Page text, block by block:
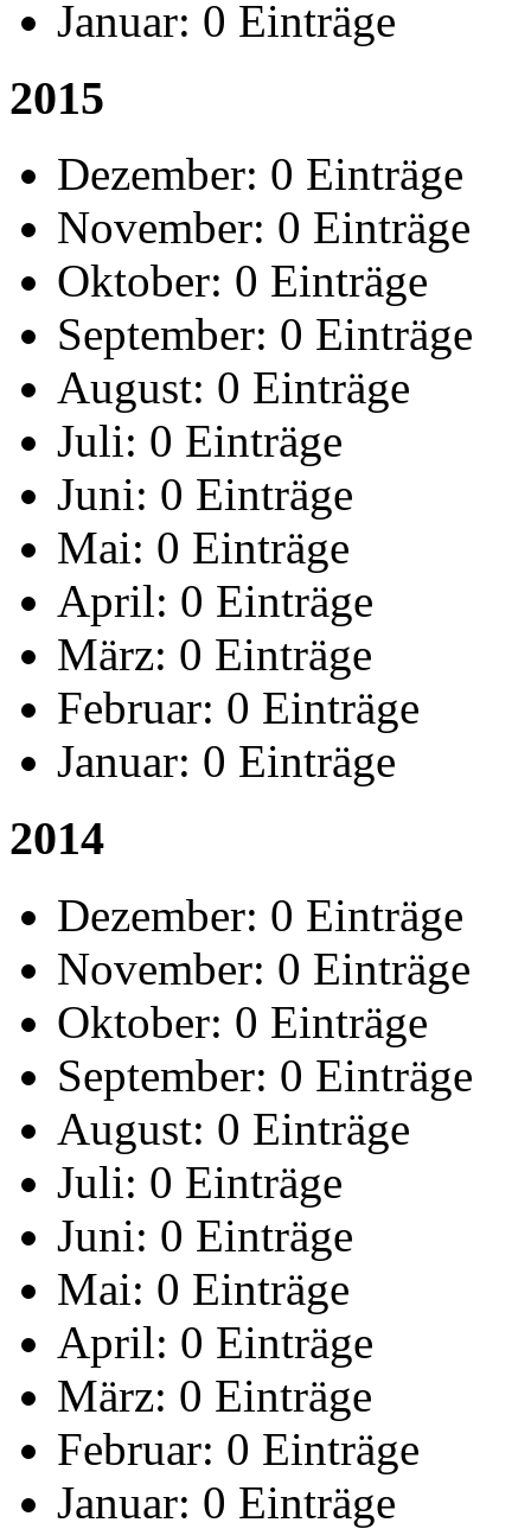
Januar: 0 Einträge
2015
Dezember: 0 Einträge
November: 0 Einträge
Oktober: 0 Einträge
September: 0 Einträge
August: 0 Einträge
Juli: 0 Einträge
Juni: 0 Einträge
Mai: 0 Einträge
April: 0 Einträge
März: 0 Einträge
Februar: 0 Einträge
Januar: 0 Einträge
2014
Dezember: 0 Einträge
November: 0 Einträge
Oktober: 0 Einträge
September: 0 Einträge
August: 0 Einträge
Juli: 0 Einträge
Juni: 0 Einträge
Mai: 0 Einträge
April: 0 Einträge
März: 0 Einträge
Februar: 0 Einträge
Januar: 0 Einträge